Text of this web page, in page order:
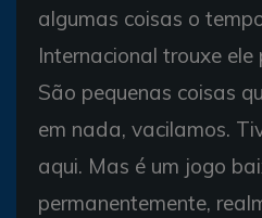
algumas coisas o
Internacional trouxe
São pequenas coisas
em nada, vacilamos.
aqui. Mas é um jogo
permanentemente,